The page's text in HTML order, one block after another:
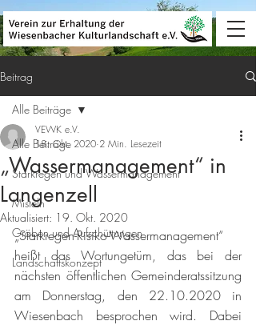
Beitrag
Alle Beiträge
Starkregen und Wassermanagement
Misteln
Gräben und Aufschüttungen
Landschaftskonzept
Alle Beiträge
„Wassermanagement“ in
Langenzell
VEWK e.V.
18. Okt. 2020 2 Min. Lesezeit
Aktualisiert: 19. Okt. 2020
„Starkregen-Risiko-Wassermanagement“
heißt das Wortungetüm, das bei der
nächsten öffentlichen Gemeinderatssitzung
am Donnerstag, den 22.10.2020 in
Wiesenbach besprochen wird. Dabei